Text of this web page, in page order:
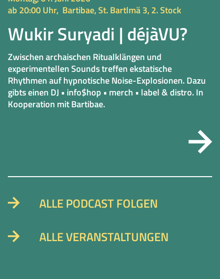
ab 20:00 Uhr, Bartibae, St. Bartlmä 3, 2. Stock
Wukir Suryadi | déjàVU?
Zwischen archaischen Ritualklängen und
experimentellen Sounds treffen ekstatische
Rhythmen auf hypnotische Noise-Explosionen. Dazu
gibts einen DJ • info$hop • merch • label & distro. In
Kooperation mit Bartibae.
ALLE PODCAST FOLGEN
ALLE VERANSTALTUNGEN